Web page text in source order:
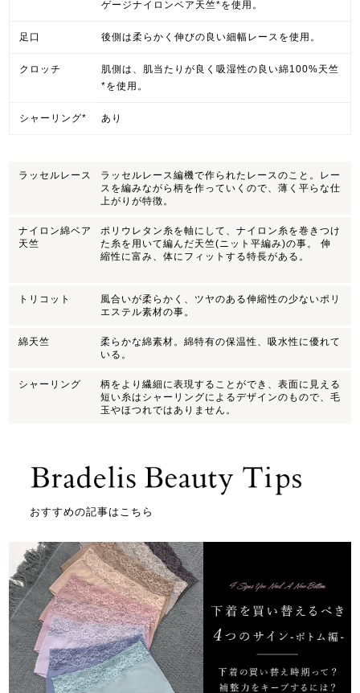
ゲージナイロンベア天竺*を使用。
足口 後側は柔らかく伸びの良い細幅レースを使用。
クロッチ
肌側は、肌当たりが良く吸湿性の良い綿100%天竺
*を使用。
シャーリング* あり
ラッセルレース
ラッセルレース編機で作られたレースのこと。レー
スを編みながら柄を作っていくので、薄く平らな仕
上がりが特徴。
ナイロン綿ベア
天竺
ポリウレタン糸を軸にして、ナイロン糸を巻きつけ
た糸を用いて編んだ天竺(ニット平編み)の事。 伸
縮性に富み、体にフィットする特長がある。
トリコット
風合いが柔らかく、ツヤのある伸縮性の少ないポリ
エステル素材の事。
綿天竺
柔らかな綿素材。綿特有の保温性、吸水性に優れて
いる。
シャーリング
柄をより繊細に表現することができ、表面に見える
短い糸はシャーリングによるデザインのもので、毛
玉やほつれではありません。
おすすめの記事はこちら